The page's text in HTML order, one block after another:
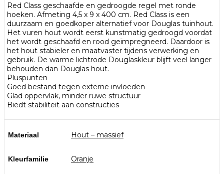
Red Class geschaafde en gedroogde regel met ronde
hoeken. Afmeting 4,5 x 9 x 400 cm. Red Class is een
duurzaam en goedkoper alternatief voor Douglas tuinhout.
Het vuren hout wordt eerst kunstmatig gedroogd voordat
het wordt geschaafd en rood geïmpregneerd. Daardoor is
het hout stabieler en maatvaster tijdens verwerking en
gebruik. De warme lichtrode Douglaskleur blijft veel langer
behouden dan Douglas hout.
Pluspunten
Goed bestand tegen externe invloeden
Glad oppervlak, minder ruwe structuur
Biedt stabiliteit aan constructies
Materiaal Hout – massief
Kleurfamilie Oranje